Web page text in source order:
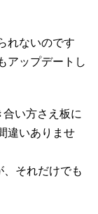
れないのです
アップデートし
い方さえ板に
違いありませ
それだけでも